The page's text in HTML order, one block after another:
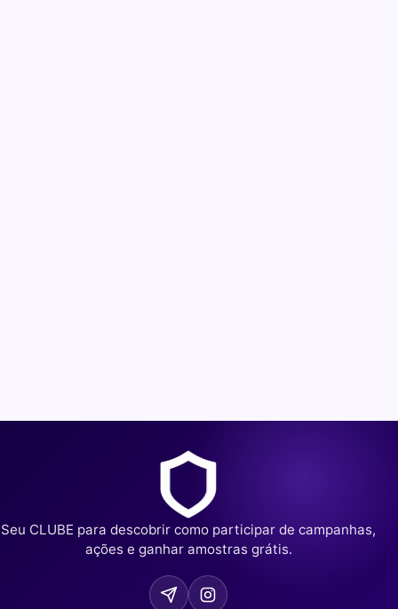
Seu CLUBE para descobrir como participar de campanhas,
ações e ganhar amostras grátis.